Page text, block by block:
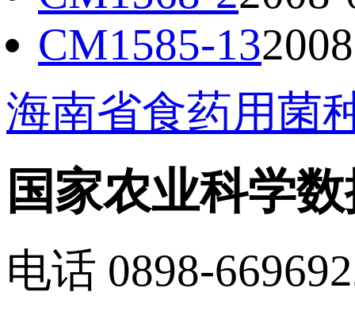
CM1585-13
海南省食药用菌
国家农业科学
电话 0898-